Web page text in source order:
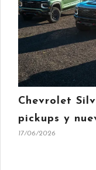
Chevrolet
pickups y
17/06/2026